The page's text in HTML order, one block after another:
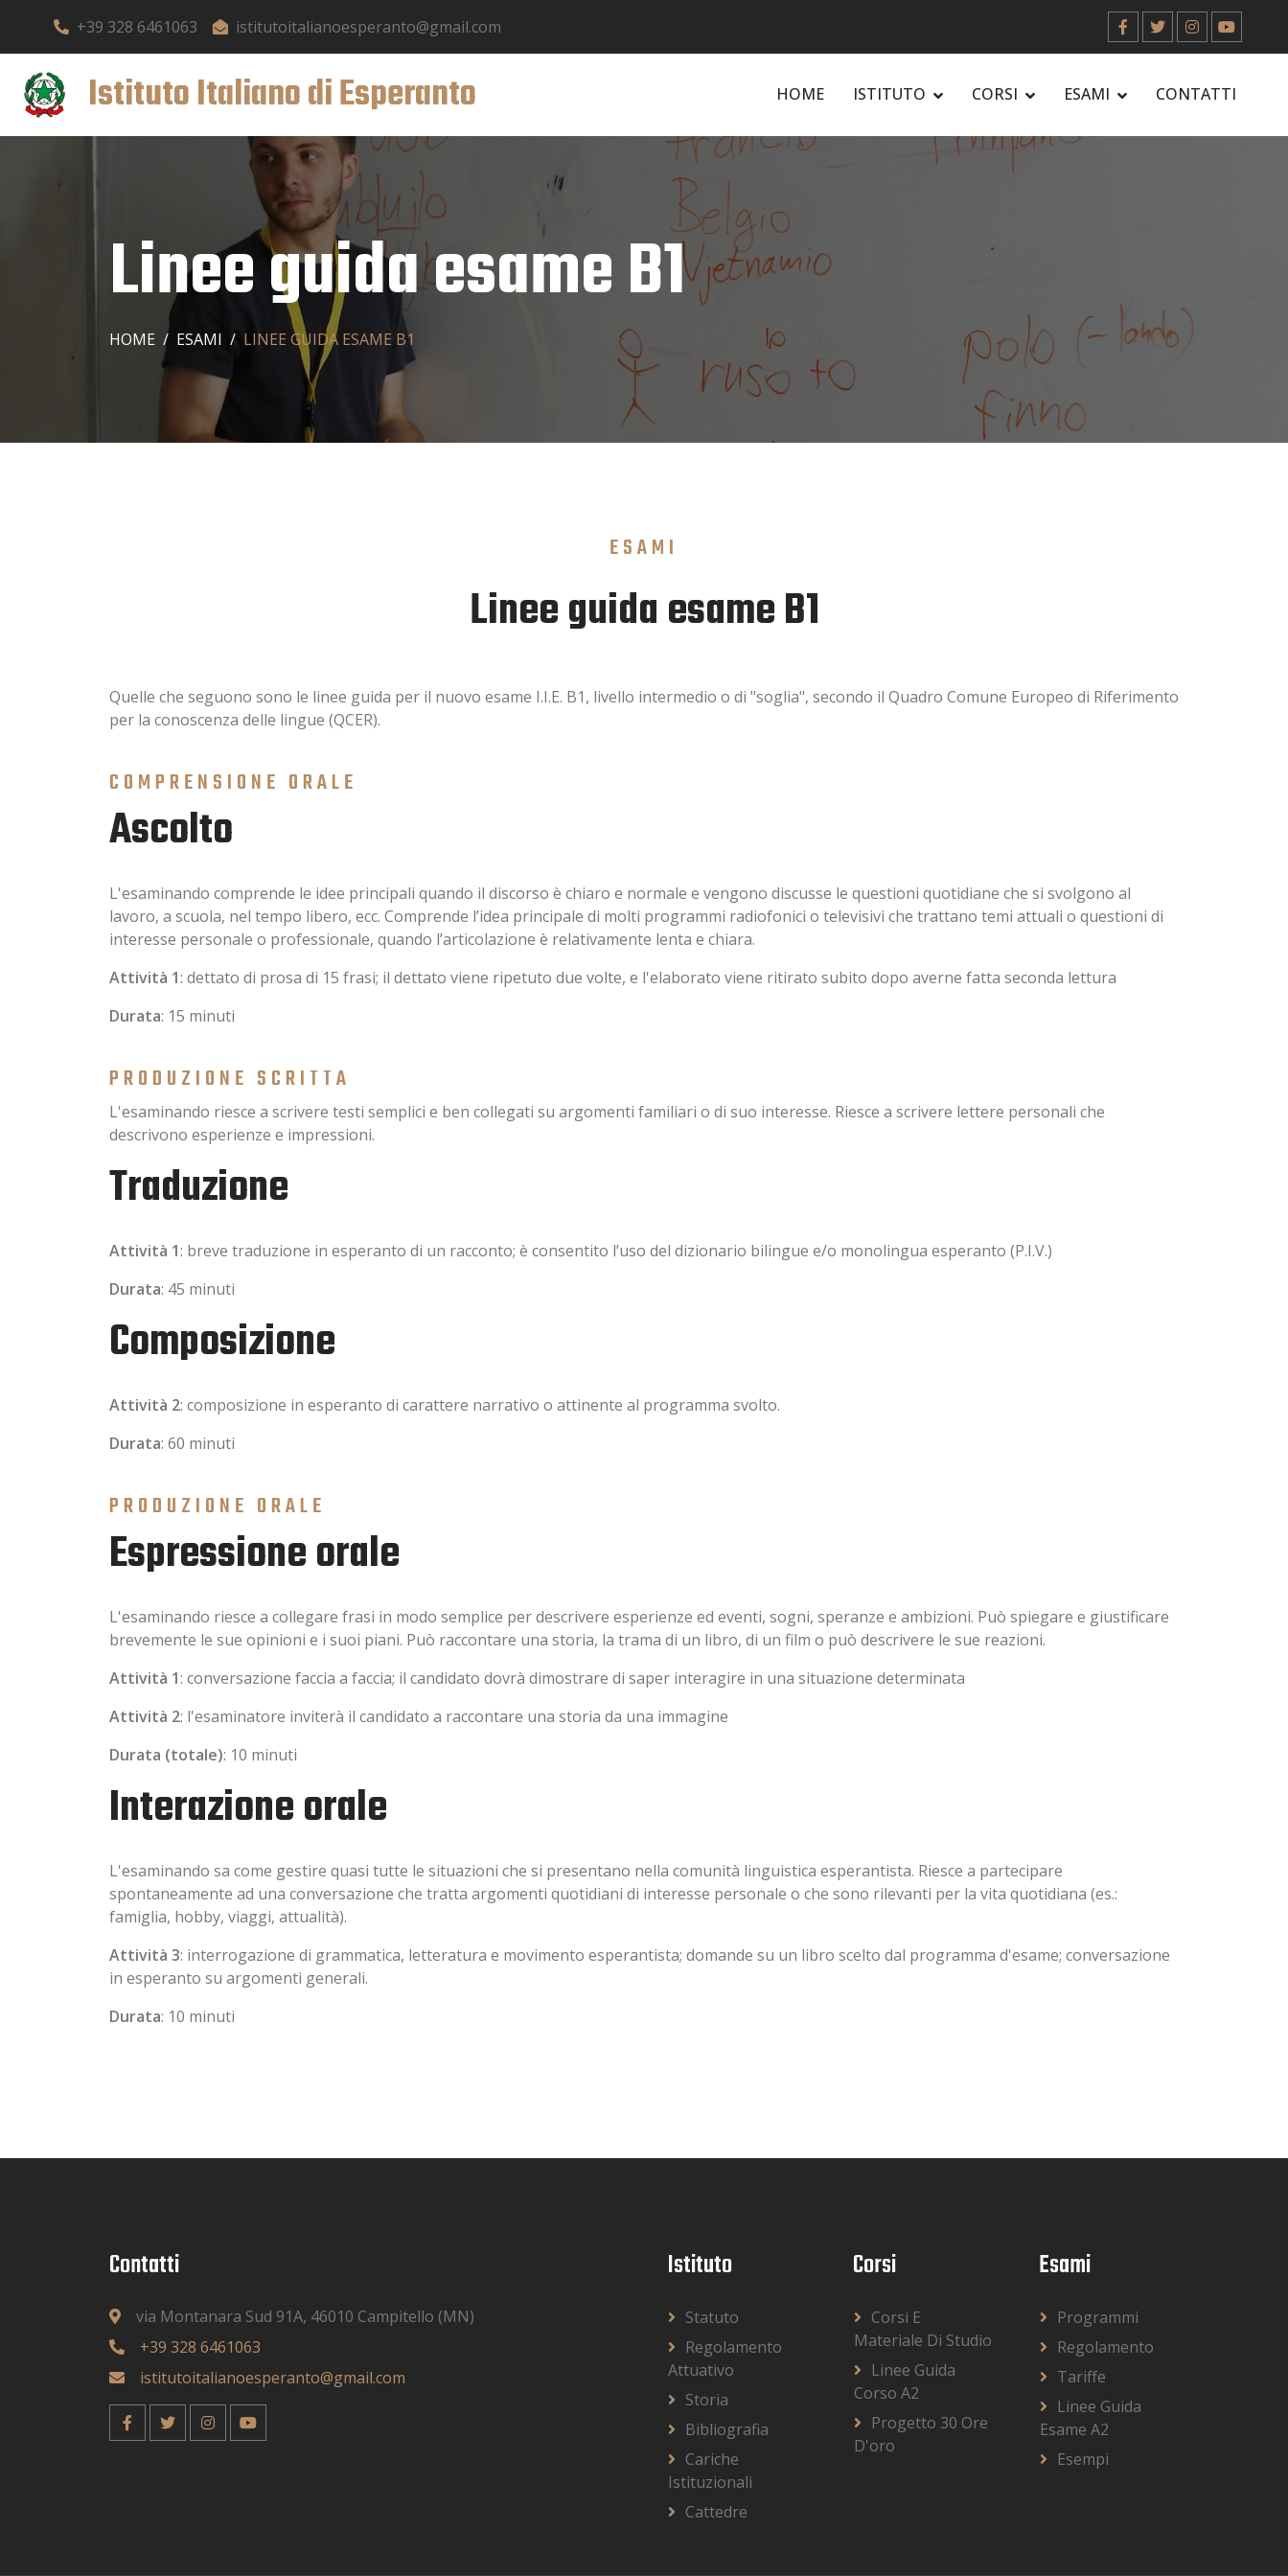
+39 328 6461063 istitutoitalianoesperanto@gmail.com
Istituto Italiano di Esperanto HOME ISTITUTO CORSI ESAMI CONTATTI
Linee guida esame B1
HOME ESAMI LINEE GUIDA ESAME B1
ESAMI
Linee guida esame B1
Quelle che seguono sono le linee guida per il nuovo esame I.I.E. B1, livello intermedio o di "soglia", secondo il Quadro Comune Europeo di Riferimento
per la conoscenza delle lingue (QCER).
COMPRENSIONE ORALE
Ascolto
L'esaminando comprende le idee principali quando il discorso è chiaro e normale e vengono discusse le questioni quotidiane che si svolgono al
lavoro, a scuola, nel tempo libero, ecc. Comprende l’idea principale di molti programmi radiofonici o televisivi che trattano temi attuali o questioni di
interesse personale o professionale, quando l’articolazione è relativamente lenta e chiara.
Attività 1: dettato di prosa di 15 frasi; il dettato viene ripetuto due volte, e l'elaborato viene ritirato subito dopo averne fatta seconda lettura
Durata: 15 minuti
PRODUZIONE SCRITTA
L'esaminando riesce a scrivere testi semplici e ben collegati su argomenti familiari o di suo interesse. Riesce a scrivere lettere personali che
descrivono esperienze e impressioni.
Traduzione
Attività 1: breve traduzione in esperanto di un racconto; è consentito l’uso del dizionario bilingue e/o monolingua esperanto (P.I.V.)
Durata: 45 minuti
Composizione
Attività 2: composizione in esperanto di carattere narrativo o attinente al programma svolto.
Durata: 60 minuti
PRODUZIONE ORALE
Espressione orale
L'esaminando riesce a collegare frasi in modo semplice per descrivere esperienze ed eventi, sogni, speranze e ambizioni. Può spiegare e giustificare
brevemente le sue opinioni e i suoi piani. Può raccontare una storia, la trama di un libro, di un film o può descrivere le sue reazioni.
Attività 1: conversazione faccia a faccia; il candidato dovrà dimostrare di saper interagire in una situazione determinata
Attività 2: l'esaminatore inviterà il candidato a raccontare una storia da una immagine
Durata (totale): 10 minuti
Interazione orale
L'esaminando sa come gestire quasi tutte le situazioni che si presentano nella comunità linguistica esperantista. Riesce a partecipare
spontaneamente ad una conversazione che tratta argomenti quotidiani di interesse personale o che sono rilevanti per la vita quotidiana (es.:
famiglia, hobby, viaggi, attualità).
Attività 3: interrogazione di grammatica, letteratura e movimento esperantista; domande su un libro scelto dal programma d'esame; conversazione
in esperanto su argomenti generali.
Durata: 10 minuti
Contatti
via Montanara Sud 91A, 46010 Campitello (MN)
+39 328 6461063
istitutoitalianoesperanto@gmail.com
Istituto
Statuto
Regolamento
Attuativo
Storia
Bibliografia
Cariche
Istituzionali
Cattedre
Corsi
Corsi E
Materiale Di Studio
Linee Guida
Corso A2
Progetto 30 Ore
D'oro
Esami
Programmi
Regolamento
Tariffe
Linee Guida
Esame A2
Esempi